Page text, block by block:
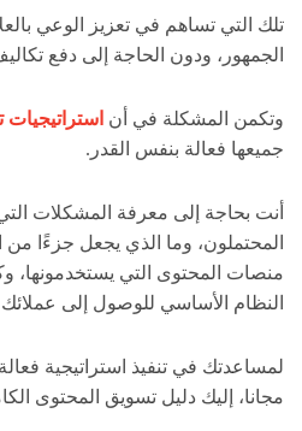
تلك التي تساهم في تعزيز الوعي
الجمهور، ودون الحاجة إلى دفع
وتكمن المشكلة في أن
جميعها فعالة بنفس القدر.
أنت بحاجة إلى معرفة المشكلات
المحتملون، وما الذي يجعل جزءًا
منصات المحتوى التي يستخدمونها،
النظام الأساسي للوصول إلى عملائك
لمساعدتك في تنفيذ استراتيجية
مجانا، إليك دليل تسويق المحتوى